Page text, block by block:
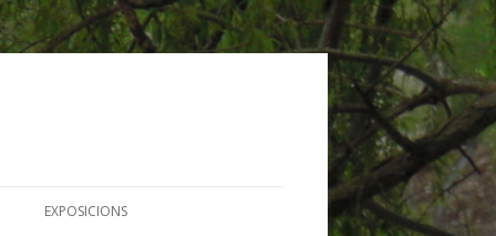
EXPOSICIONS